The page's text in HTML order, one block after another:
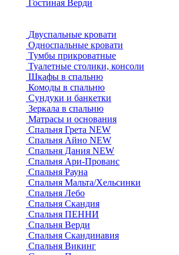
Гостиная Верди
Двуспальные кровати
Односпальные кровати
Тумбы прикроватные
Туалетные столики, консоли
Шкафы в спальню
Комоды в спальню
Сундуки и банкетки
Зеркала в спальню
Матрасы и основания
Спальня Грета NEW
Спальня Айно NEW
Спальня Дания NEW
Спальня Ари-Прованс
Спальня Рауна
Спальня Мальта/Хельсинки
Спальня Лебо
Спальня Скандия
Спальня ПЕННИ
Спальня Верди
Спальня Скандинавия
Спальня Викинг